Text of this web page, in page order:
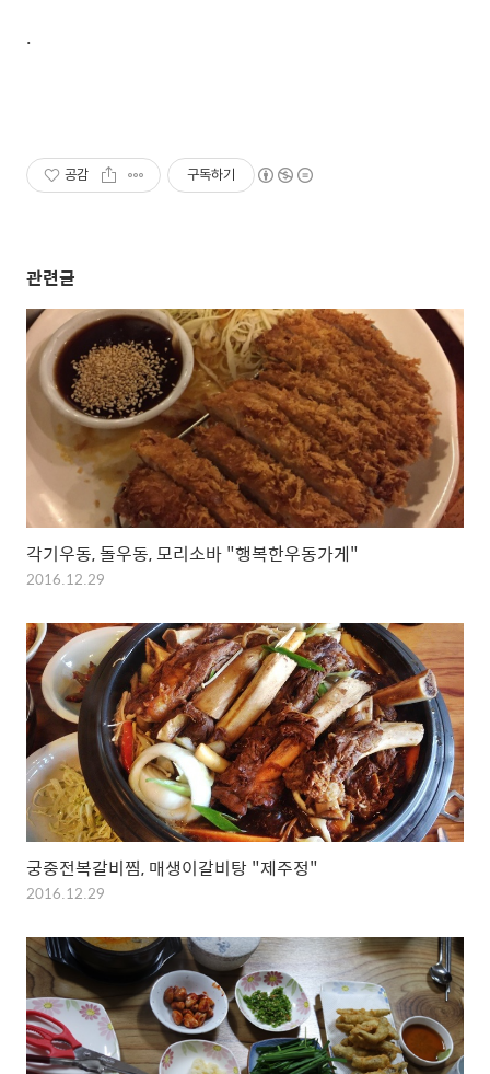
.
공감 구독하기
관련글
각기우동, 돌우동, 모리소바 "행복한우동가게"
2016.12.29
궁중전복갈비찜, 매생이갈비탕 "제주정"
2016.12.29